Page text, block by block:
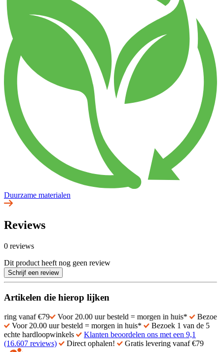
Duurzame materialen
Reviews
0 reviews
Dit product heeft nog geen review
Schrijf een review
Artikelen die hierop lijken
€79 Voor 20.00 uur besteld = morgen in huis*
Bezoek 1 van
Voor 20.00 uur besteld = morgen in huis*
Bezoek 1 van de 5
echte hardloopwinkels
Klanten beoordelen ons met een 9,1
(16.607 reviews)
Direct ophalen! Gratis levering vanaf €79